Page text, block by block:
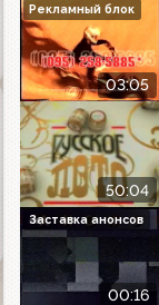
03:05
Рекламный блок
50:04
00:16
Заставка анонсов